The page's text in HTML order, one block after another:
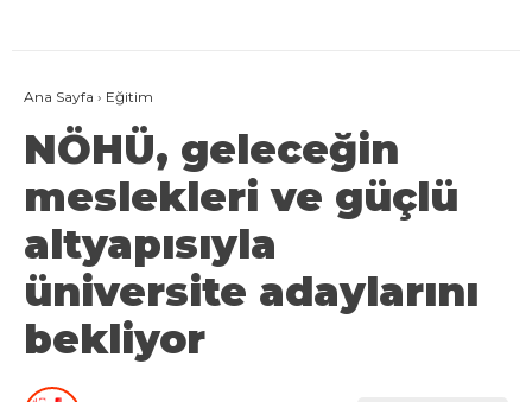
Ana Sayfa › Eğitim
NÖHÜ, geleceğin
meslekleri ve güçlü
altyapısıyla
üniversite adaylarını
bekliyor